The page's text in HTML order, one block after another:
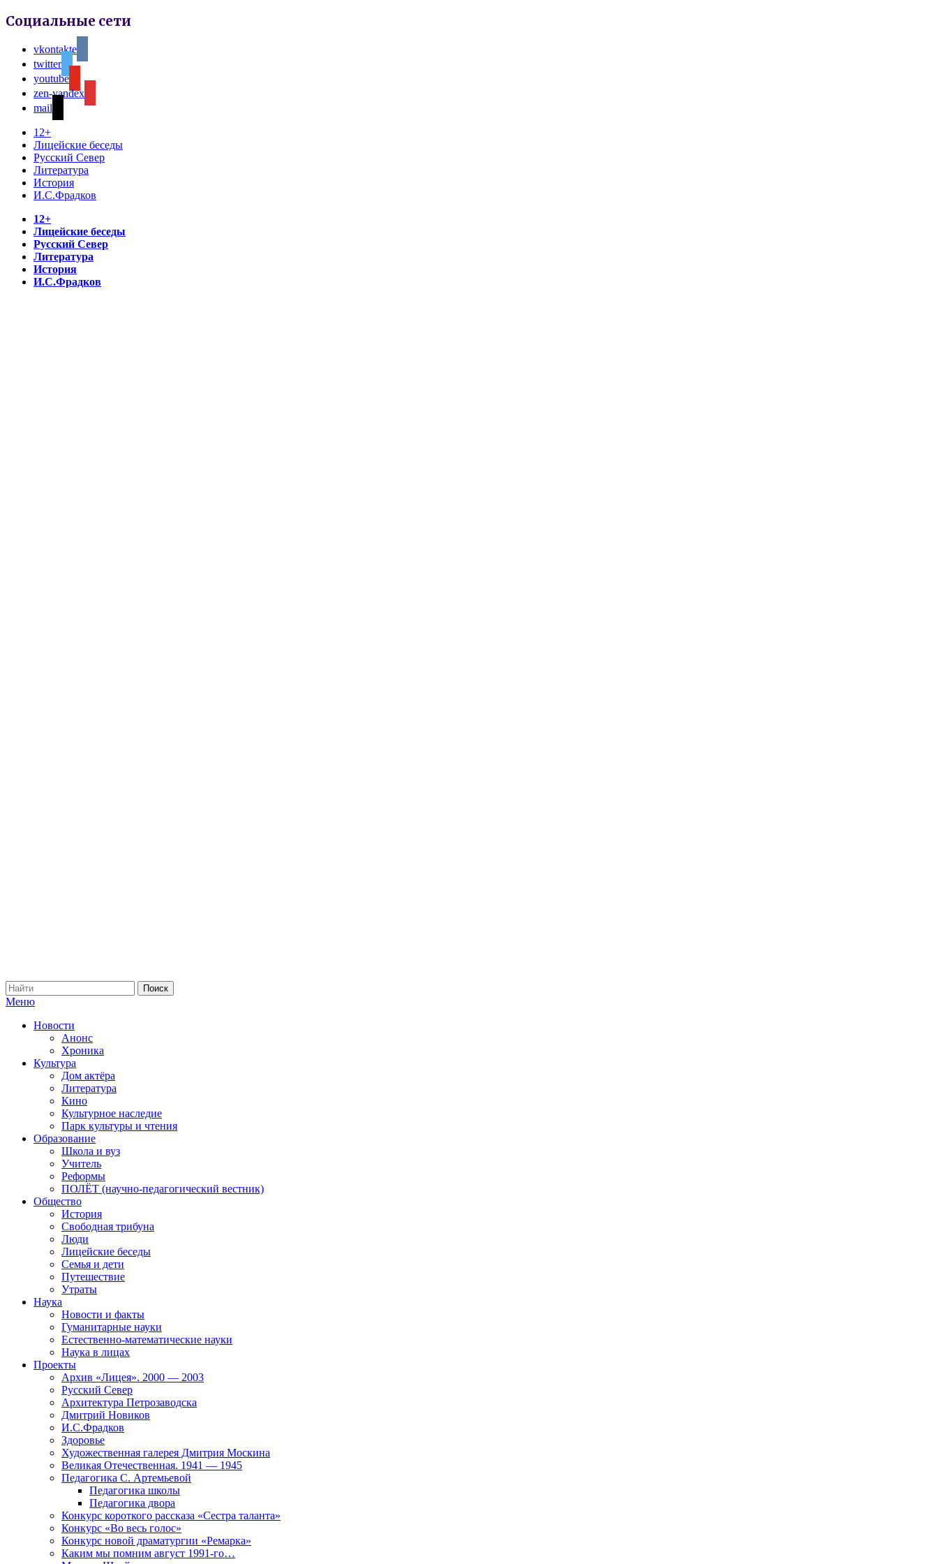
Социальные сети
vkontakte
twitter
youtube
zen-yandex
mail
12+
Лицейские беседы
Русский Север
Литература
История
И.С.Фрадков
12+
Лицейские беседы
Русский Север
Литература
История
И.С.Фрадков
Меню
Новости
Анонс
Хроника
Культура
Дом актёра
Литература
Кино
Культурное наследие
Парк культуры и чтения
Образование
Школа и вуз
Учитель
Реформы
ПОЛЁТ (научно-педагогический вестник)
Общество
История
Свободная трибуна
Люди
Лицейские беседы
Семья и дети
Путешествие
Утраты
Наука
Новости и факты
Гуманитарные науки
Естественно-математические науки
Наука в лицах
Проекты
Архив «Лицея». 2000 — 2003
Русский Север
Архитектура Петрозаводска
Дмитрий Новиков
И.С.Фрадков
Здоровье
Художественная галерея Дмитрия Москина
Великая Отечественная. 1941 — 1945
Педагогика С. Артемьевой
Педагогика школы
Педагогика двора
Конкурс короткого рассказа «Сестра таланта»
Конкурс «Во весь голос»
Конкурс новой драматургии «Ремарка»
Каким мы помним август 1991-го…